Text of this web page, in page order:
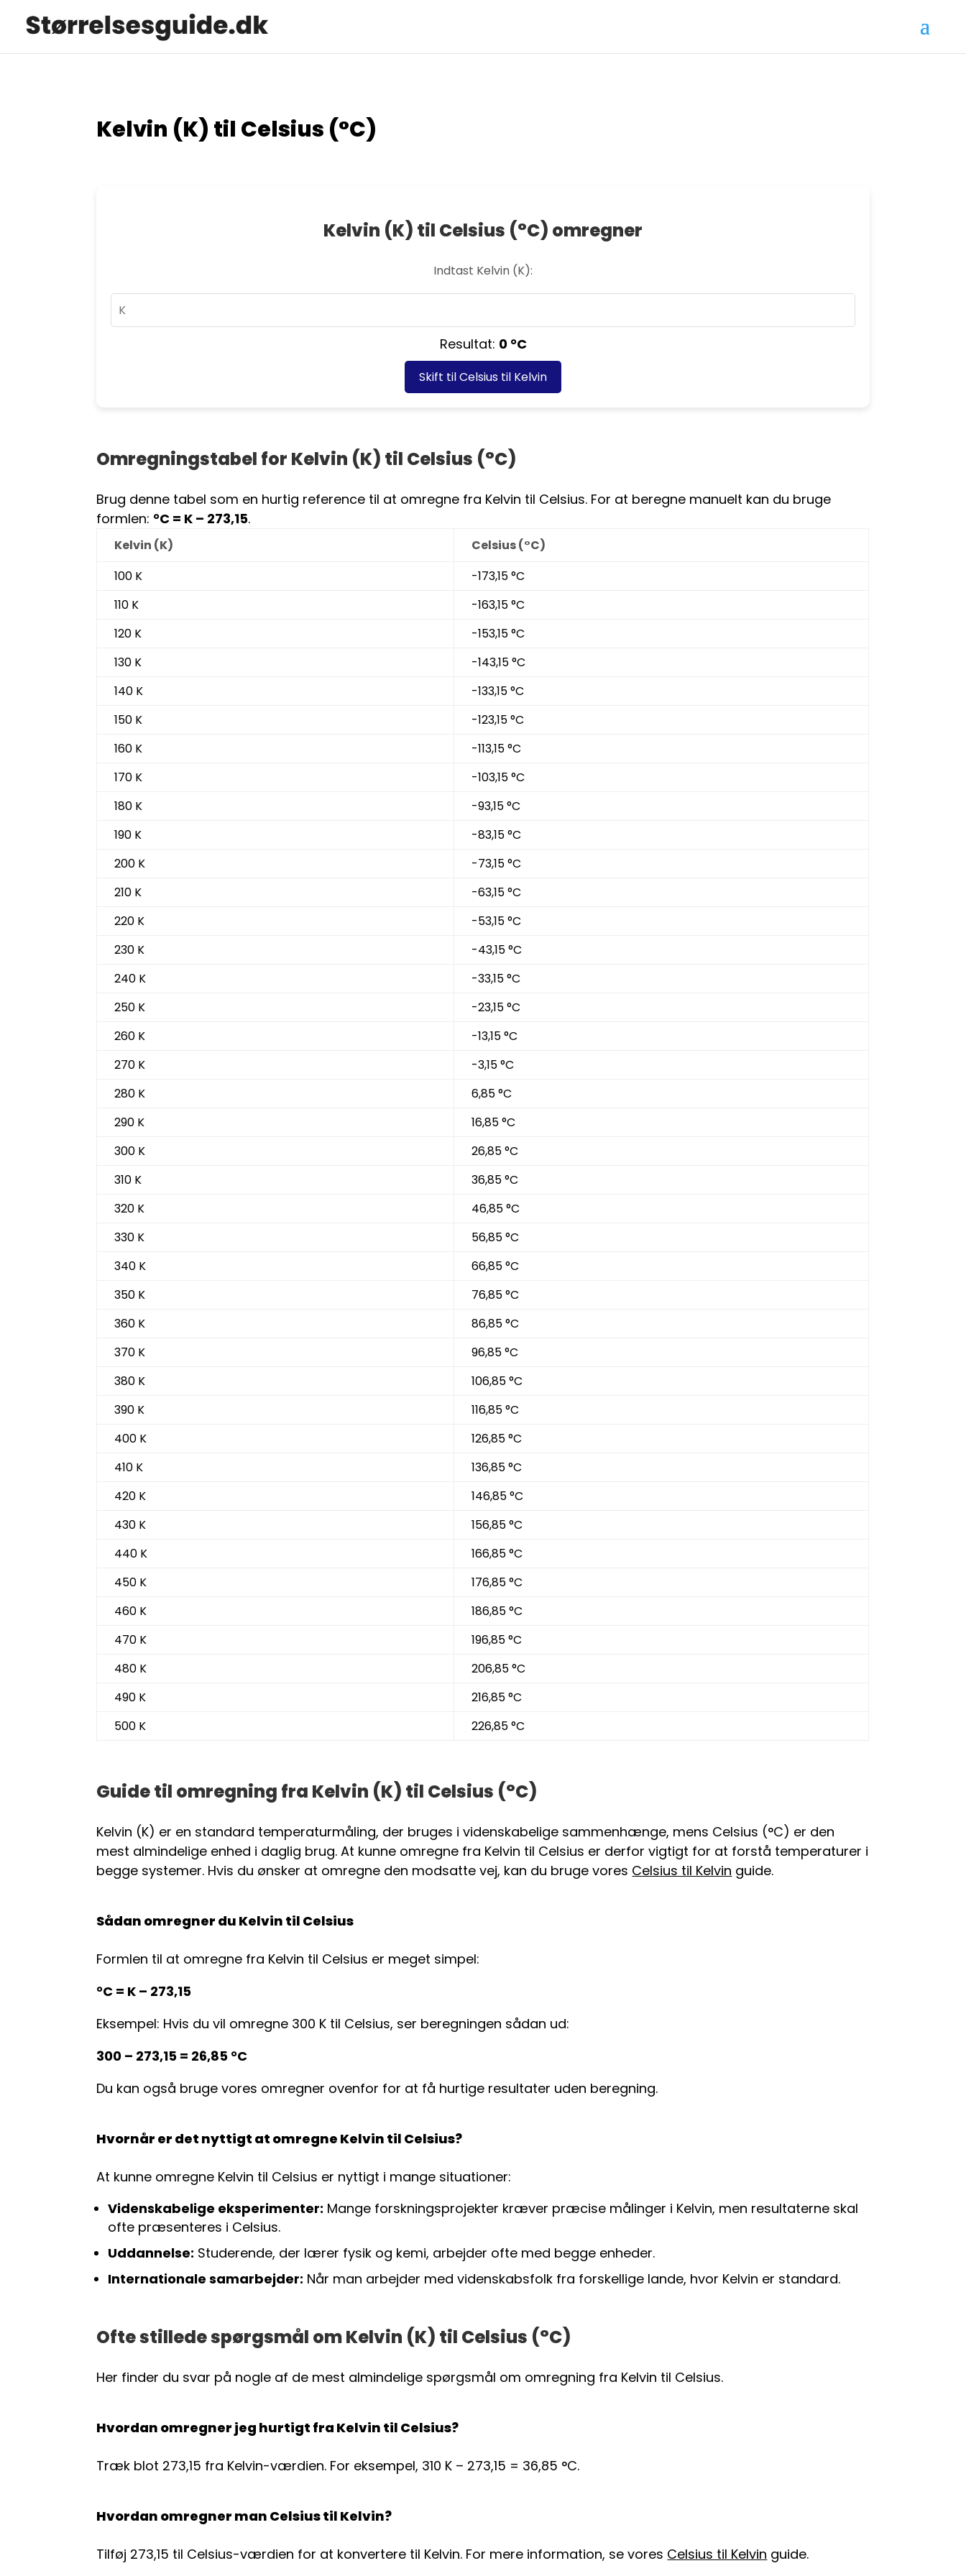
Kelvin (K) til Celsius (°C)
Kelvin (K) til Celsius (°C) omregner
Indtast Kelvin (K):
Resultat: 0 °C
Skift tilCelsius til Kelvin
Omregningstabel for Kelvin (K) til Celsius (°C)
Brug denne tabel som en hurtig reference til at omregne fra Kelvin til Celsius. For at beregne manuelt kan du bruge
formlen: °C = K – 273,15.
Kelvin (K)
Celsius (°C)
100 K
-173,15 °C
110 K
-163,15 °C
120 K
-153,15 °C
130 K
-143,15 °C
140 K
-133,15 °C
150 K
-123,15 °C
160 K
-113,15 °C
170 K
-103,15 °C
180 K
-93,15 °C
190 K
-83,15 °C
200 K
-73,15 °C
210 K
-63,15 °C
220 K
-53,15 °C
230 K
-43,15 °C
240 K
-33,15 °C
250 K
-23,15 °C
260 K
-13,15 °C
270 K
-3,15 °C
280 K
6,85 °C
290 K
16,85 °C
300 K
26,85 °C
310 K
36,85 °C
320 K
46,85 °C
330 K
56,85 °C
340 K
66,85 °C
350 K
76,85 °C
360 K
86,85 °C
370 K
96,85 °C
380 K
106,85 °C
390 K
116,85 °C
400 K
126,85 °C
410 K
136,85 °C
420 K
146,85 °C
430 K
156,85 °C
440 K
166,85 °C
450 K
176,85 °C
460 K
186,85 °C
470 K
196,85 °C
480 K
206,85 °C
490 K
216,85 °C
500 K
226,85 °C
Guide til omregning fra Kelvin (K) til Celsius (°C)
Kelvin (K) er en standard temperaturmåling, der bruges i videnskabelige sammenhænge, mens Celsius (°C) er den
mest almindelige enhed i daglig brug. At kunne omregne fra Kelvin til Celsius er derfor vigtigt for at forstå temperaturer i
begge systemer. Hvis du ønsker at omregne den modsatte vej, kan du bruge vores Celsius til Kelvin guide.
Sådan omregner du Kelvin til Celsius
Formlen til at omregne fra Kelvin til Celsius er meget simpel:
°C = K – 273,15
Eksempel: Hvis du vil omregne 300 K til Celsius, ser beregningen sådan ud:
300 – 273,15 = 26,85 °C
Du kan også bruge vores omregner ovenfor for at få hurtige resultater uden beregning.
Hvornår er det nyttigt at omregne Kelvin til Celsius?
At kunne omregne Kelvin til Celsius er nyttigt i mange situationer:
Videnskabelige eksperimenter: Mange forskningsprojekter kræver præcise målinger i Kelvin, men resultaterne skal
ofte præsenteres i Celsius.
Uddannelse: Studerende, der lærer fysik og kemi, arbejder ofte med begge enheder.
Internationale samarbejder: Når man arbejder med videnskabsfolk fra forskellige lande, hvor Kelvin er standard.
Ofte stillede spørgsmål om Kelvin (K) til Celsius (°C)
Her finder du svar på nogle af de mest almindelige spørgsmål om omregning fra Kelvin til Celsius.
Hvordan omregner jeg hurtigt fra Kelvin til Celsius?
Træk blot 273,15 fra Kelvin-værdien. For eksempel, 310 K – 273,15 = 36,85 °C.
Hvordan omregner man Celsius til Kelvin?
Tilføj 273,15 til Celsius-værdien for at konvertere til Kelvin. For mere information, se vores Celsius til Kelvin guide.